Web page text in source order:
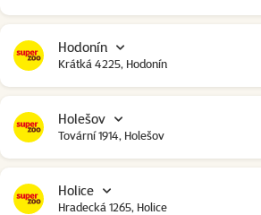
Hodonín
Krátká 4225, Hodonín
Holešov
Tovární 1914, Holešov
Holice
Hradecká 1265, Holice